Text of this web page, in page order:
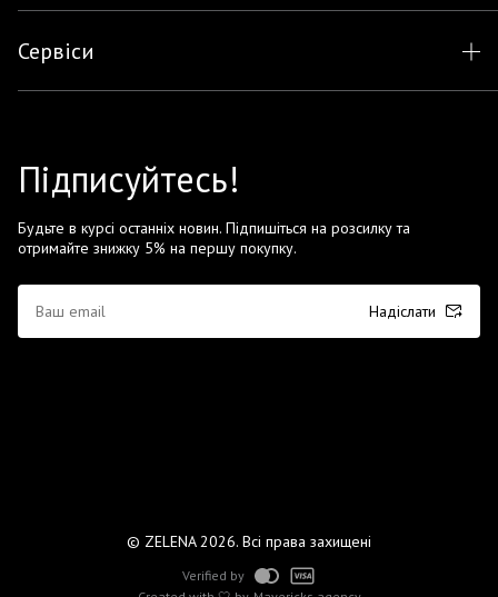
Сервіси
Підписуйтесь!
Будьте в курсі останніх новин. Підпишіться на розсилку та
отримайте знижку 5% на першу покупку.
Надіслати
© ZELENA 2026. Всі права захищені
Verified by